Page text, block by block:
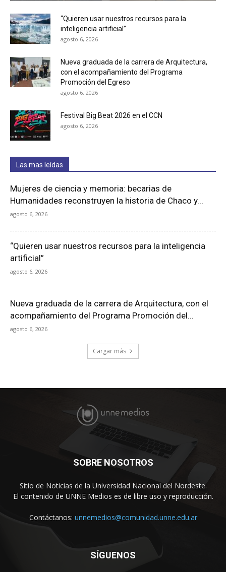
“Quieren usar nuestros recursos para la
inteligencia artificial”
agosto 6, 2026
Nueva graduada de la carrera de Arquitectura,
con el acompañamiento del Programa
Promoción del Egreso
agosto 6, 2026
Festival Big Beat 2026 en el CCN
agosto 6, 2026
Las mas leídas
Mujeres de ciencia y memoria: becarias de
Humanidades reconstruyen la historia de Chaco y...
agosto 6, 2026
“Quieren usar nuestros recursos para la inteligencia
artificial”
agosto 6, 2026
Nueva graduada de la carrera de Arquitectura, con el
acompañamiento del Programa Promoción del...
agosto 6, 2026
Cargar más
SOBRE NOSOTROS
Sitio de Noticias de la Universidad Nacional del Nordeste.
El contenido de UNNE Medios es de libre uso y reproducción.
Contáctanos: unnemedios@comunidad.unne.edu.ar
SÍGUENOS